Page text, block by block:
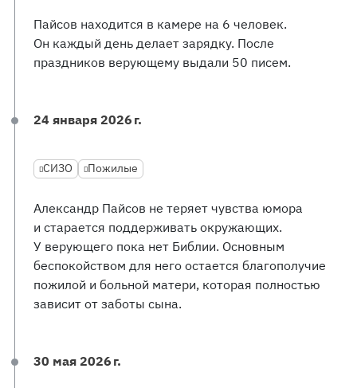
Пайсов находится в камере на 6 человек.
Он каждый день делает зарядку. После
праздников верующему выдали 50 писем.
24 января 2026 г.
СИЗО Пожилые
Александр Пайсов не теряет чувства юмора
и старается поддерживать окружающих.
У верующего пока нет Библии. Основным
беспокойством для него остается благополучие
пожилой и больной матери, которая полностью
зависит от заботы сына.
30 мая 2026 г.